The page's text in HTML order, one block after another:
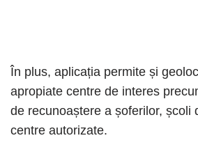
În plus, aplicația permite și
apropiate centre de interes
de recunoaștere a șoferilor, școli
centre autorizate.